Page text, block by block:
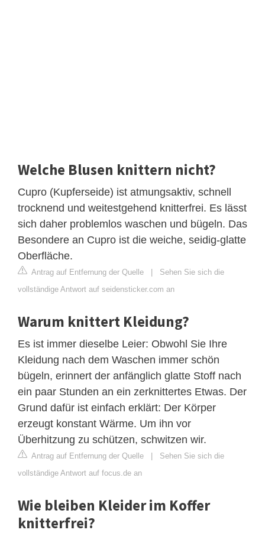
Welche Blusen knittern nicht?
Cupro (Kupferseide) ist atmungsaktiv, schnell
trocknend und weitestgehend knitterfrei. Es lässt
sich daher problemlos waschen und bügeln. Das
Besondere an Cupro ist die weiche, seidig-glatte
Oberfläche.
Antrag auf Entfernung der Quelle | Sehen Sie sich die
vollständige Antwort auf seidensticker.com an
Warum knittert Kleidung?
Es ist immer dieselbe Leier: Obwohl Sie Ihre
Kleidung nach dem Waschen immer schön
bügeln, erinnert der anfänglich glatte Stoff nach
ein paar Stunden an ein zerknittertes Etwas. Der
Grund dafür ist einfach erklärt: Der Körper
erzeugt konstant Wärme. Um ihn vor
Überhitzung zu schützen, schwitzen wir.
Antrag auf Entfernung der Quelle | Sehen Sie sich die
vollständige Antwort auf focus.de an
Wie bleiben Kleider im Koffer
knitterfrei?